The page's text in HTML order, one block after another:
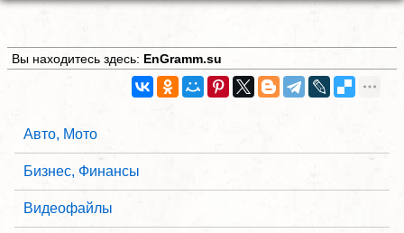
Вы находитесь здесь: EnGramm.su
Авто, Мото
Бизнес, Финансы
Видеофайлы